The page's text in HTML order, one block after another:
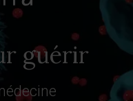
guérir